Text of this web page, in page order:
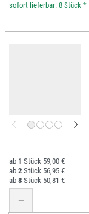
*
1
59,00 €
2
56,95 €
8
50,81 €